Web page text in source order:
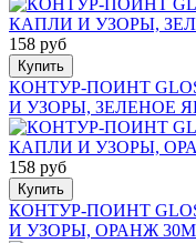
158 руб
Купить
КОНТУР-ПОИНТ
И УЗОРЫ, ЗЕЛЕНОЕ
158 руб
Купить
КОНТУР-ПОИНТ
И УЗОРЫ, ОРАНЖ